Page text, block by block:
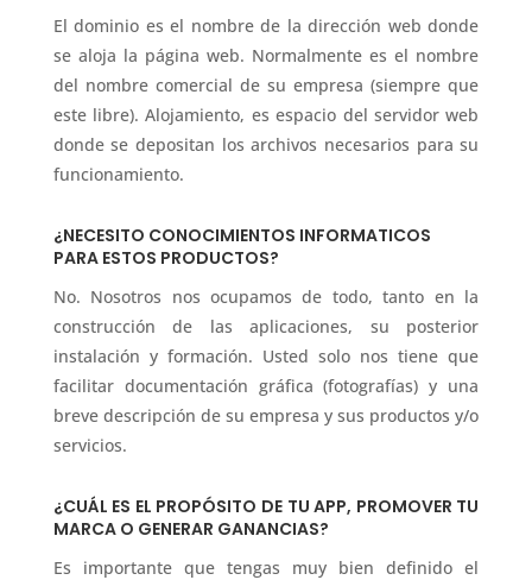
El dominio es el nombre de la dirección web donde
se aloja la página web. Normalmente es el nombre
del nombre comercial de su empresa (siempre que
este libre). Alojamiento, es espacio del servidor web
donde se depositan los archivos necesarios para su
funcionamiento.
¿NECESITO CONOCIMIENTOS INFORMATICOS
PARA ESTOS PRODUCTOS?
No. Nosotros nos ocupamos de todo, tanto en la
construcción de las aplicaciones, su posterior
instalación y formación. Usted solo nos tiene que
facilitar documentación gráfica (fotografías) y una
breve descripción de su empresa y sus productos y/o
servicios.
¿CUÁL ES EL PROPÓSITO DE TU APP, PROMOVER TU
MARCA O GENERAR GANANCIAS?
Es importante que tengas muy bien definido el